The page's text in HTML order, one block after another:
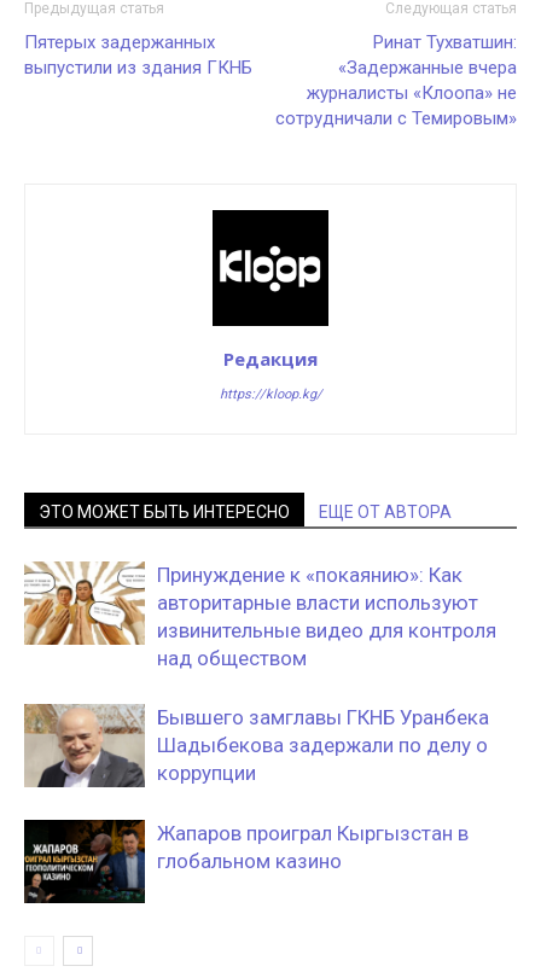
Предыдущая статья
Пятерых задержанных
выпустили из здания ГКНБ
Следующая статья
Ринат Тухватшин:
«Задержанные вчера
журналисты «Клоопа» не
сотрудничали с Темировым»
Редакция
https://kloop.kg/
ЭТО МОЖЕТ БЫТЬ ИНТЕРЕСНО ЕЩЕ ОТ АВТОРА
Принуждение к «покаянию»: Как
авторитарные власти используют
извинительные видео для контроля
над обществом
Бывшего замглавы ГКНБ Уранбека
Шадыбекова задержали по делу о
коррупции
Жапаров проиграл Кыргызстан в
глобальном казино